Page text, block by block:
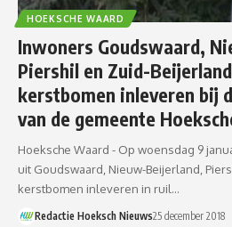
HOEKSCHE WAARD
Inwoners Goudswaard,
Piershil en Zuid-
kerstbomen inleveren bij
van de gemeente
Hoeksche Waard - Op woensdag 9
uit Goudswaard, Nieuw-Beijerland,
kerstbomen inleveren in ruil…
Redactie Hoeksch Nieuws25 december 2018